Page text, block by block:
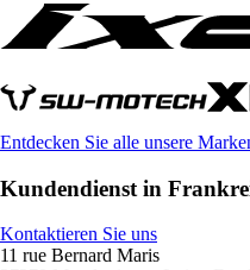
Entdecken Sie alle unsere
Kundendienst in
Kontaktieren Sie uns
11 rue Bernard Maris